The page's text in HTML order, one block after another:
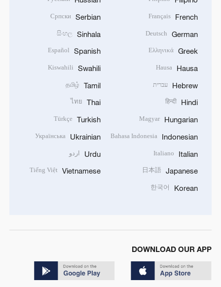
French
Français
German
Deutsch
Greek
Ελληνικά
Hausa
Hausa
Hebrew עברית
Hindi
हिन्दी
Hungarian
Magyar
Indonesian
Bahasa Indonesia
Italian
Italiano
Japanese
日本語
Korean
한국어
Serbian
Српски
Sinhala
සිංහල
Spanish
Español
Swahili
Kiswahili
Tamil
தமிழ்
Thai
ไทย
Turkish
Türkçe
Ukrainian
Українська
Urdu اردو
Vietnamese
Tiếng Việt
DOWNLOAD OUR APP